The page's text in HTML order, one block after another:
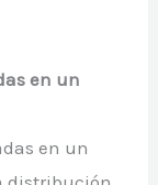
en un
en un